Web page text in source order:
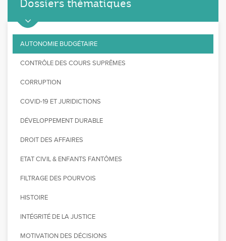
Dossiers thématiques
AUTONOMIE BUDGÉTAIRE
CONTRÔLE DES COURS SUPRÊMES
CORRUPTION
COVID-19 ET JURIDICTIONS
DÉVELOPPEMENT DURABLE
DROIT DES AFFAIRES
ETAT CIVIL & ENFANTS FANTÔMES
FILTRAGE DES POURVOIS
HISTOIRE
INTÉGRITÉ DE LA JUSTICE
MOTIVATION DES DÉCISIONS